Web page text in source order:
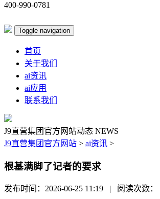
400-990-0781
Toggle navigation
首页
关于我们
ai资讯
ai应用
联系我们
J9直营集团官方网站动态 NEWS
J9直营集团官方网站 > ai资讯 >
根基满脚了记者的要求
发布时间：2026-06-25 11:19 | 阅读次数：